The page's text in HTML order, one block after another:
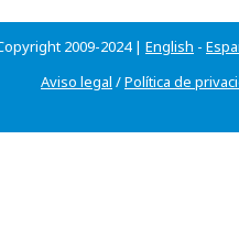
2009-2024 | English -
Aviso legal /Política de